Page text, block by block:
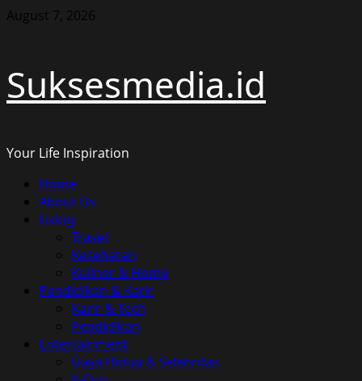
Skip
August 7, 2026
Suksesmedia.id
Your Life Inspiration
Primary
Menu
Home
About Us
Living
Travel
Kesehatan
Kuliner & Home
Pendidikan & Karir
Karir & Tech
Pendidikan
Entertainment
Gaya Hidup & Selebritas